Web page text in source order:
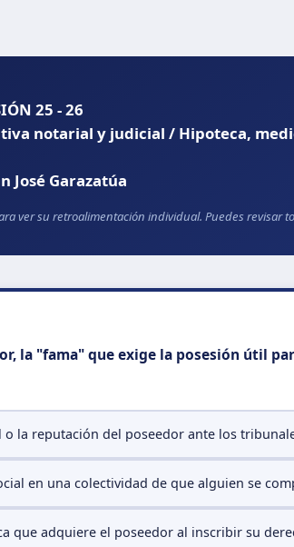
25 - 26
notarial y judicial / Hipoteca,
José Garazatúa
ver su retroalimentación individual. Puedes revisar
la "fama" que exige la posesión útil
o la reputación del poseedor ante los
en una colectividad de que alguien se
que adquiere el poseedor al inscribir su